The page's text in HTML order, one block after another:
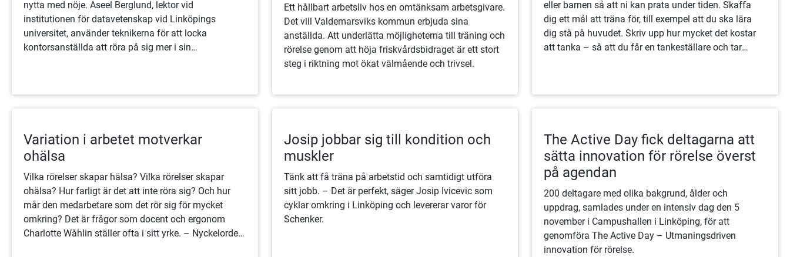
nytta med nöje. Aseel Berglund, lektor vid
institutionen för datavetenskap vid Linköpings
universitet, använder teknikerna för att locka
kontorsanställda att röra på sig mer i sin
Ett hållbart arbetsliv hos en omtänksam arbetsgivare.
Det vill Valdemarsviks kommun erbjuda sina
anställda. Att underlätta möjligheterna till träning och
rörelse genom att höja friskvårdsbidraget är ett stort
steg i riktning mot ökat välmående och trivsel.
eller barnen så att ni kan prata under tiden. Skaffa
dig ett mål att träna för, till exempel att du ska lära
dig stå på huvudet. Skriv upp hur mycket det kostar
att tanka – så att du får en tankeställare och tar
Variation i arbetet motverkar
ohälsa
Vilka rörelser skapar hälsa? Vilka rörelser skapar
ohälsa? Hur farligt är det att inte röra sig? Och hur
mår den medarbetare som det rör sig för mycket
omkring? Det är frågor som docent och ergonom
Charlotte Wåhlin ställer ofta i sitt yrke. – Nyckelordet
Josip jobbar sig till kondition och
muskler
Tänk att få träna på arbetstid och samtidigt utföra
sitt jobb. – Det är perfekt, säger Josip Ivicevic som
cyklar omkring i Linköping och levererar varor för
Schenker.
The Active Day fick deltagarna att
sätta innovation för rörelse överst
på agendan
200 deltagare med olika bakgrund, ålder och
uppdrag, samlades under en intensiv dag den 5
november i Campushallen i Linköping, för att
genomföra The Active Day – Utmaningsdriven
innovation för rörelse.